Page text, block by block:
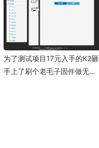
为了测试项目17元入手的K2砸
手上了刷个老毛子固件做无线